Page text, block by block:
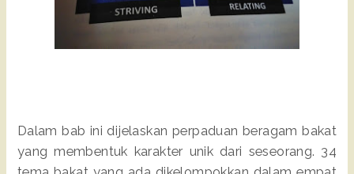
Dalam bab ini dijelaskan perpaduan beragam bakat
yang membentuk karakter unik dari seseorang. 34